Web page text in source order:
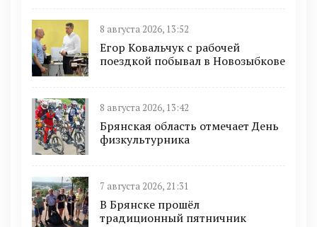
8 августа 2026, 13:52
Егор Ковальчук с рабочей
поездкой побывал в Новозыбкове
8 августа 2026, 13:42
Брянская область отмечает День
физкультурника
7 августа 2026, 21:31
В Брянске прошёл
традиционный пятничник